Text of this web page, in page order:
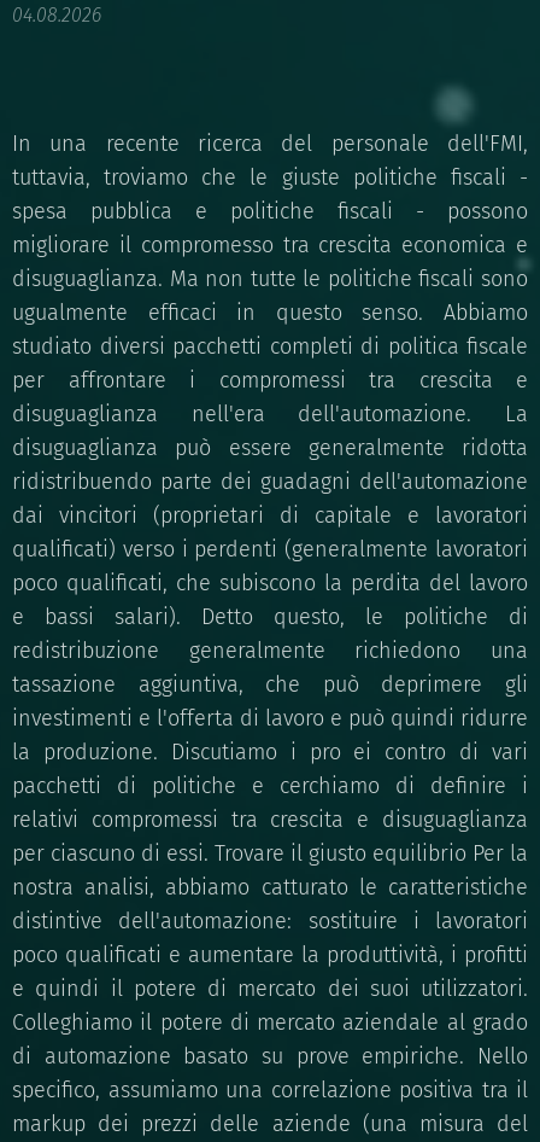
04.08.2026
In una recente ricerca del personale dell'FMI,
tuttavia, troviamo che le giuste politiche fiscali -
spesa pubblica e politiche fiscali - possono
migliorare il compromesso tra crescita economica e
disuguaglianza. Ma non tutte le politiche fiscali sono
ugualmente efficaci in questo senso. Abbiamo
studiato diversi pacchetti completi di politica fiscale
per affrontare i compromessi tra crescita e
disuguaglianza nell'era dell'automazione. La
disuguaglianza può essere generalmente ridotta
ridistribuendo parte dei guadagni dell'automazione
dai vincitori (proprietari di capitale e lavoratori
qualificati) verso i perdenti (generalmente lavoratori
poco qualificati, che subiscono la perdita del lavoro
e bassi salari). Detto questo, le politiche di
redistribuzione generalmente richiedono una
tassazione aggiuntiva, che può deprimere gli
investimenti e l'offerta di lavoro e può quindi ridurre
la produzione. Discutiamo i pro ei contro di vari
pacchetti di politiche e cerchiamo di definire i
relativi compromessi tra crescita e disuguaglianza
per ciascuno di essi. Trovare il giusto equilibrio Per la
nostra analisi, abbiamo catturato le caratteristiche
distintive dell'automazione: sostituire i lavoratori
poco qualificati e aumentare la produttività, i profitti
e quindi il potere di mercato dei suoi utilizzatori.
Colleghiamo il potere di mercato aziendale al grado
di automazione basato su prove empiriche. Nello
specifico, assumiamo una correlazione positiva tra il
markup dei prezzi delle aziende (una misura del